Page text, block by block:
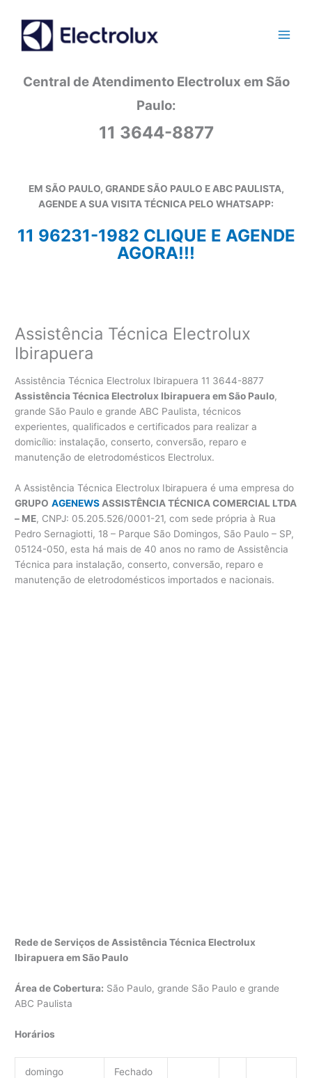
conteúdo
Central de Atendimento Electrolux em São
Paulo:
11 3644-8877
EM SÃO PAULO, GRANDE SÃO PAULO E ABC PAULISTA,
AGENDE A SUA VISITA TÉCNICA PELO WHATSAPP:
11 96231-1982 CLIQUE E AGENDE
AGORA!!!
Assistência Técnica Electrolux
Ibirapuera
Assistência Técnica Electrolux Ibirapuera 11 3644-8877
Assistência Técnica Electrolux Ibirapuera em São Paulo,
grande São Paulo e grande ABC Paulista, técnicos
experientes, qualificados e certificados para realizar a
domicílio: instalação, conserto, conversão, reparo e
manutenção de eletrodomésticos Electrolux.
A Assistência Técnica Electrolux Ibirapuera é uma empresa do
GRUPO AGENEWS ASSISTÊNCIA TÉCNICA COMERCIAL LTDA
– ME, CNPJ: 05.205.526/0001-21, com sede própria à Rua
Pedro Sernagiotti, 18 – Parque São Domingos, São Paulo – SP,
05124-050, esta há mais de 40 anos no ramo de Assistência
Técnica para instalação, conserto, conversão, reparo e
manutenção de eletrodomésticos importados e nacionais.
Rede de Serviços de Assistência Técnica Electrolux
Ibirapuera em São Paulo
Área de Cobertura: São Paulo, grande São Paulo e grande
ABC Paulista
Horários
domingo Fechado